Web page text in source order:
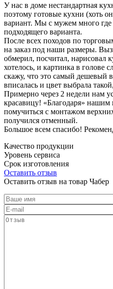
У нас в доме нестандартная
поэтому готовые кухни (хоть
вариант. Мы с мужем много
подходящего варианта.
После всех походов по
на заказ под наши размеры.
обмерил, посчитал, нарисовал
хотелось, и картинка в голове
скажу, что это самый дешевый
вписалась и цвет выбрала
Примерно через 2 недели нам
красавицу! «Благодаря»
помучиться с монтажом
получился отменный.
Большое всем спасибо!
Качество продукции
Уровень сервиса
Срок изготовления
Оставить отзыв
Оставить отзыв на товар Чабер